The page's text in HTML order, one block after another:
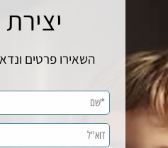
השאירו פרטים